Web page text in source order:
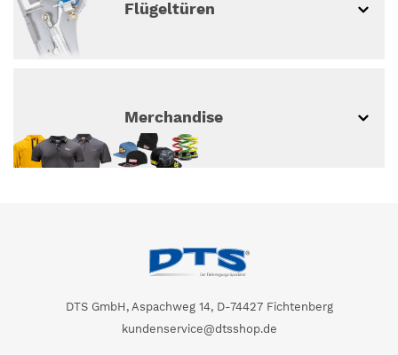
Flügeltüren
Merchandise
DTS GmbH, Aspachweg 14, D-74427 Fichtenberg
kundenservice@dtsshop.de